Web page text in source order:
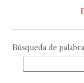
Búsqueda de